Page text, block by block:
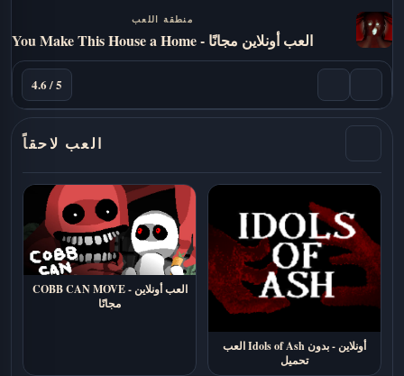
منطقة اللعب
You Make This House a Home - العب أونلاين مجانًا
4.6 / 5
العب لاحقاً
COBB CAN MOVE - العب أونلاين
مجانًا
العب Idols of Ash أونلاين - بدون
تحميل